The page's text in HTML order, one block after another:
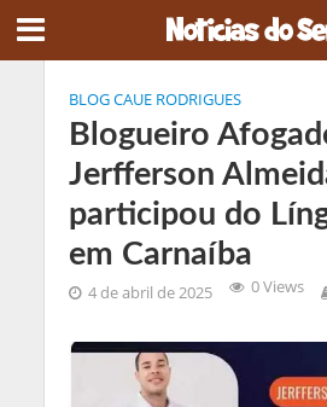
BLOG CAUE RODRIGUES
Blogueiro
Jerfferson
participou do
em Carnaíba
4 de abril de 2025 0 Views